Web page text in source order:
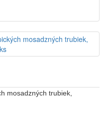
mosadzných trubiek,